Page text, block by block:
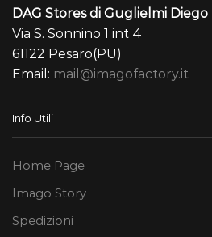
DAG Stores di Guglielmi Diego
Via S. Sonnino 1 int 4
61122 Pesaro(PU)
Email: mail@imagofactory.it
Info Utili
Home Page
Imago Story
Spedizioni